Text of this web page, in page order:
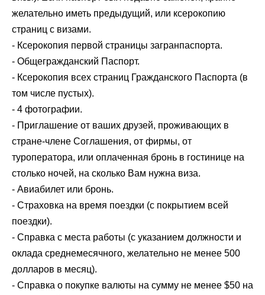
желательно иметь предыдущий, или ксерокопию
страниц с визами.
- Ксерокопия первой страницы загранпаспорта.
- Общегражданский Паспорт.
- Ксерокопия всех страниц Гражданского Паспорта (в
том числе пустых).
- 4 фотографии.
- Приглашение от ваших друзей, проживающих в
стране-члене Соглашения, от фирмы, от
туроператора, или оплаченная бронь в гостинице на
столько ночей, на сколько Вам нужна виза.
- Авиабилет или бронь.
- Страховка на время поездки (с покрытием всей
поездки).
- Справка с места работы (с указанием должности и
оклада среднемесячного, желательно не менее 500
долларов в месяц).
- Справка о покупке валюты на сумму не менее $50 на